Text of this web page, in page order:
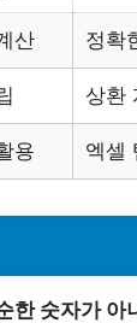
산 정확
상환
용 엑셀
한 숫자가 아